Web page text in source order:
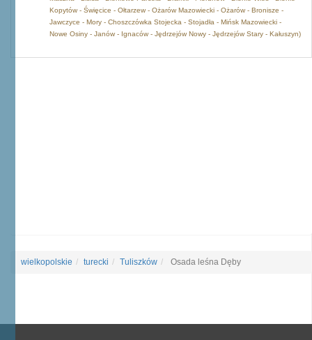
Kopytów - Święcice - Ołtarzew - Ożarów Mazowiecki - Ożarów - Bronisze -
Jawczyce - Mory - Choszczówka Stojecka - Stojadła - Mińsk Mazowiecki -
Nowe Osiny - Janów - Ignaców - Jędrzejów Nowy - Jędrzejów Stary - Kałuszyn)
wielkopolskie turecki Tuliszków Osada leśna Dęby